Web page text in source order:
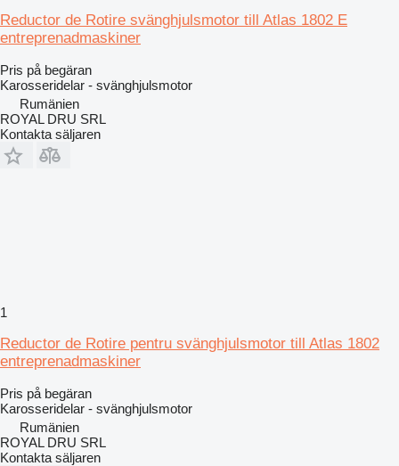
Reductor de Rotire svänghjulsmotor till Atlas 1802 E
entreprenadmaskiner
Pris på begäran
Karosseridelar - svänghjulsmotor
Rumänien
ROYAL DRU SRL
Kontakta säljaren
1
Reductor de Rotire pentru svänghjulsmotor till Atlas 1802
entreprenadmaskiner
Pris på begäran
Karosseridelar - svänghjulsmotor
Rumänien
ROYAL DRU SRL
Kontakta säljaren